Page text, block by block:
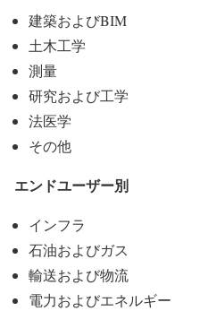
建築およびBIM
土木工学
測量
研究および工学
法医学
その他
エンドユーザー別
インフラ
石油およびガス
輸送および物流
電力およびエネルギー